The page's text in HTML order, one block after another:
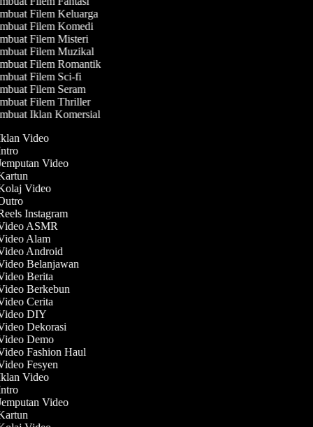
Filem Keluarga
Filem Komedi
Filem Misteri
Filem Muzikal
Filem Romantik
Filem Sci-fi
Filem Seram
Filem Thriller
Iklan Komersial
Video
Video
Video
Instagram
ASMR
Alam
Android
Belanjawan
Berita
Berkebun
Cerita
Video DIY
Dekorasi
Demo
Fashion Haul
Fesyen
Video
Video